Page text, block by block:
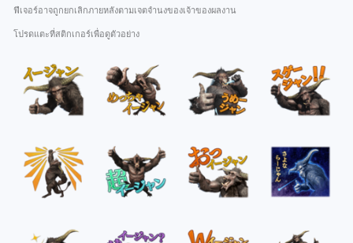
ฟีเจอร์อาจถูกยกเลิกภายหลังตามเจตจำนงของเจ้าของผลงาน
โปรดแตะที่สติกเกอร์เพื่อดูตัวอย่าง